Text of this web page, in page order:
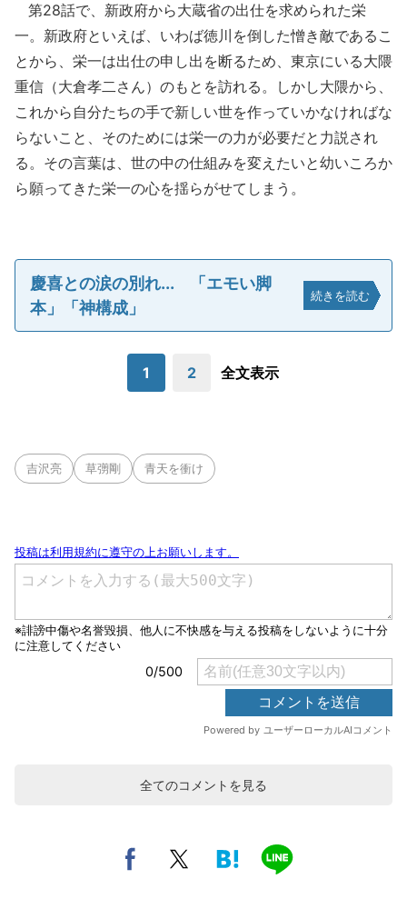
第28話で、新政府から大蔵省の出仕を求められた栄
一。新政府といえば、いわば徳川を倒した憎き敵であるこ
とから、栄一は出仕の申し出を断るため、東京にいる大隈
重信（大倉孝二さん）のもとを訪れる。しかし大隈から、
これから自分たちの手で新しい世を作っていかなければな
らないこと、そのためには栄一の力が必要だと力説され
る。その言葉は、世の中の仕組みを変えたいと幼いころか
ら願ってきた栄一の心を揺らがせてしまう。
慶喜との涙の別れ... 「エモい脚
本」「神構成」
続きを読む
1 2 全文表示
吉沢亮 草彅剛 青天を衝け
全てのコメントを見る